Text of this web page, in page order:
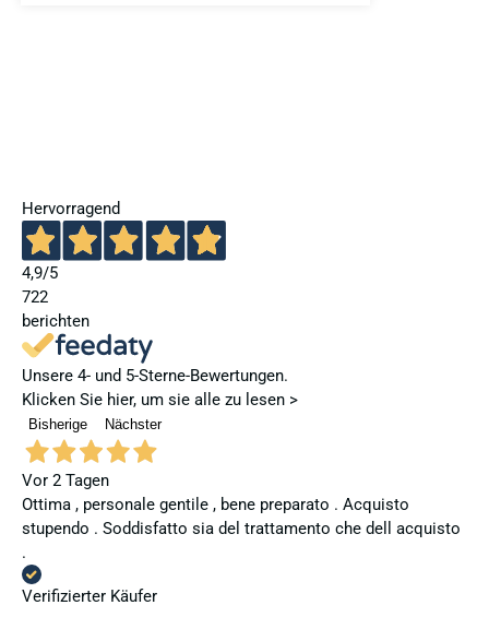
Hervorragend
4,9/5
722
berichten
Unsere 4- und 5-Sterne-Bewertungen.
Klicken Sie hier, um sie alle zu lesen >
Bisherige Nächster
Vor 2 Tagen
Ottima , personale gentile , bene preparato . Acquisto
stupendo . Soddisfatto sia del trattamento che dell acquisto
.
Verifizierter Käufer